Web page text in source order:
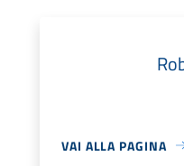
VAI ALLA PAGINA